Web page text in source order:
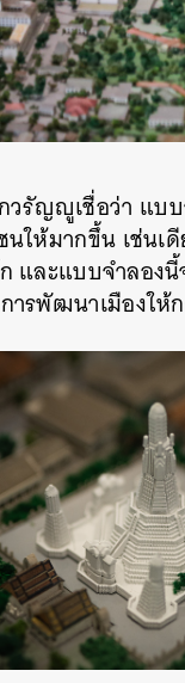
วรัญญูเชื่อว่า แบ
นให้มากขึ้น เช่นเ
และแบบจำลองนี้
ารพัฒนาเมืองให้
ค้นหา